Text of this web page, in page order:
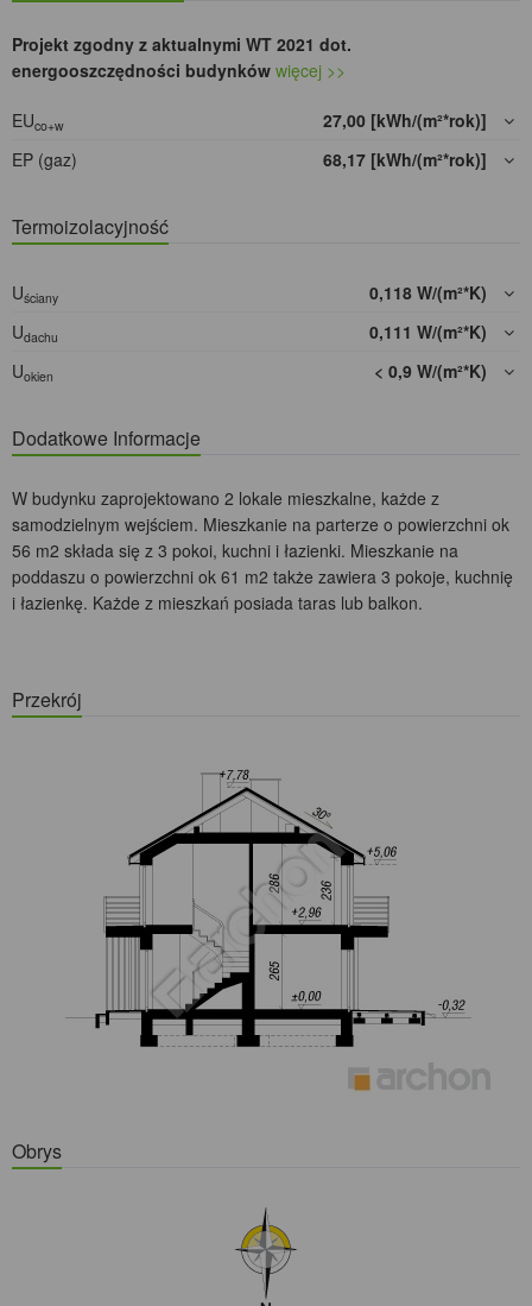
Projekt zgodny z aktualnymi WT 2021 dot.
energooszczędności budynków więcej >>
EUco+w
27,00 [kWh/(m²*rok)]
EP (gaz)
68,17 [kWh/(m²*rok)]
Termoizolacyjność
Uściany
0,118 W/(m²*K)
Udachu
0,111 W/(m²*K)
Uokien < 0,9 W/(m²*K)
Dodatkowe Informacje
W budynku zaprojektowano 2 lokale mieszkalne, każde z
samodzielnym wejściem. Mieszkanie na parterze o powierzchni ok
56 m2 składa się z 3 pokoi, kuchni i łazienki. Mieszkanie na
poddaszu o powierzchni ok 61 m2 także zawiera 3 pokoje, kuchnię
i łazienkę. Każde z mieszkań posiada taras lub balkon.
Przekrój
Obrys